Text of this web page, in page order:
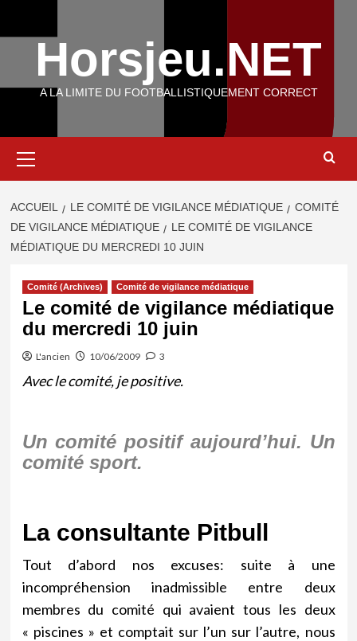
Horsjeu.NET
A LA LIMITE DU FOOTBALLISTIQUEMENT CORRECT
principal
ACCUEIL LE COMITÉ DE VIGILANCE MÉDIATIQUE
COMITÉ
DE VIGILANCE MÉDIATIQUE
LE COMITÉ DE VIGILANCE
MÉDIATIQUE DU MERCREDI 10 JUIN
Comité (Archives) Comité de vigilance médiatique
Le comité de vigilance médiatique
du mercredi 10 juin
L'ancien 10/06/2009 3
Avec le comité, je positive.
Un comité positif aujourd’hui. Un
comité sport.
La consultante Pitbull
Tout d’abord nos excuses: suite à une
incompréhension inadmissible entre deux
membres du comité qui avaient tous les deux
« piscines » et comptait sur l’un sur l’autre, nous